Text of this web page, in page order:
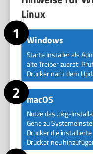
Linux
Windows
Starte Installer als
alte Treiber zuerst.
Drucker nach dem
macOS
Nutze das .pkg-
Gehe zu
Drucker die
Drucker neu